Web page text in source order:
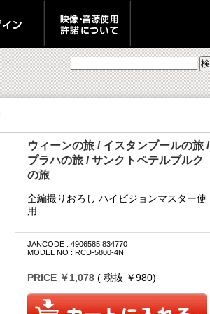
ウィーンの旅 / イスタンブールの旅 /
プラハの旅 / サンクトペテルブルク
の旅
全編撮りおろし ハイビジョンマスター使
用
JANCODE : 4906585 834770
MODEL NO : RCD-5800-4N
PRICE ￥1,078 ( 税抜 ￥980)